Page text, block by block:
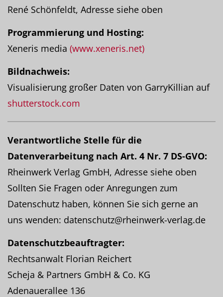
René Schönfeldt, Adresse siehe oben
Programmierung und Hosting:
Xeneris media (www.xeneris.net)
Bildnachweis:
Visualisierung großer Daten von GarryKillian auf
shutterstock.com
Verantwortliche Stelle für die
Datenverarbeitung nach Art. 4 Nr. 7 DS-GVO:
Rheinwerk Verlag GmbH, Adresse siehe oben
Sollten Sie Fragen oder Anregungen zum
Datenschutz haben, können Sie sich gerne an
uns wenden: datenschutz@rheinwerk-verlag.de
Datenschutzbeauftragter:
Rechtsanwalt Florian Reichert
Scheja & Partners GmbH & Co. KG
Adenauerallee 136